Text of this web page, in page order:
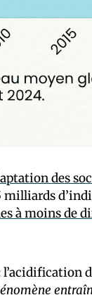
des
milliards
à moins de